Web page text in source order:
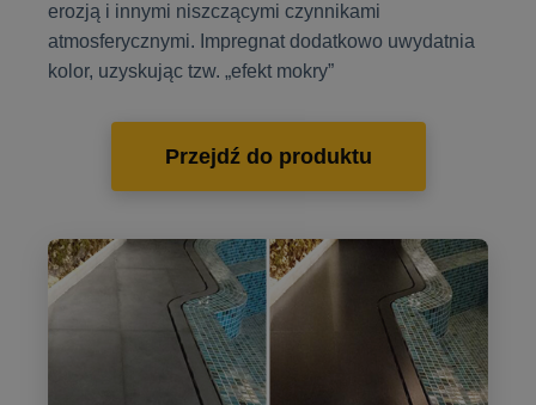
erozją i innymi niszczącymi czynnikami
atmosferycznymi. Impregnat dodatkowo uwydatnia
kolor, uzyskując tzw. „efekt mokry”
Przejdź do produktu